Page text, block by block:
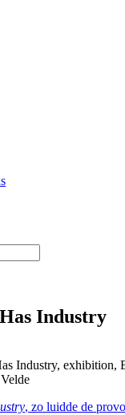
Industry
Industry, exhibition,
, zo luidde de